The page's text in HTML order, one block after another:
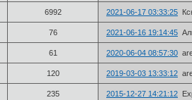
6992 2021-06-17 03:33:25
76 2021-06-16 19:14:45
61 2020-06-04 08:57:30
120 2019-03-03 13:33:12
235 2015-12-27 14:21:12